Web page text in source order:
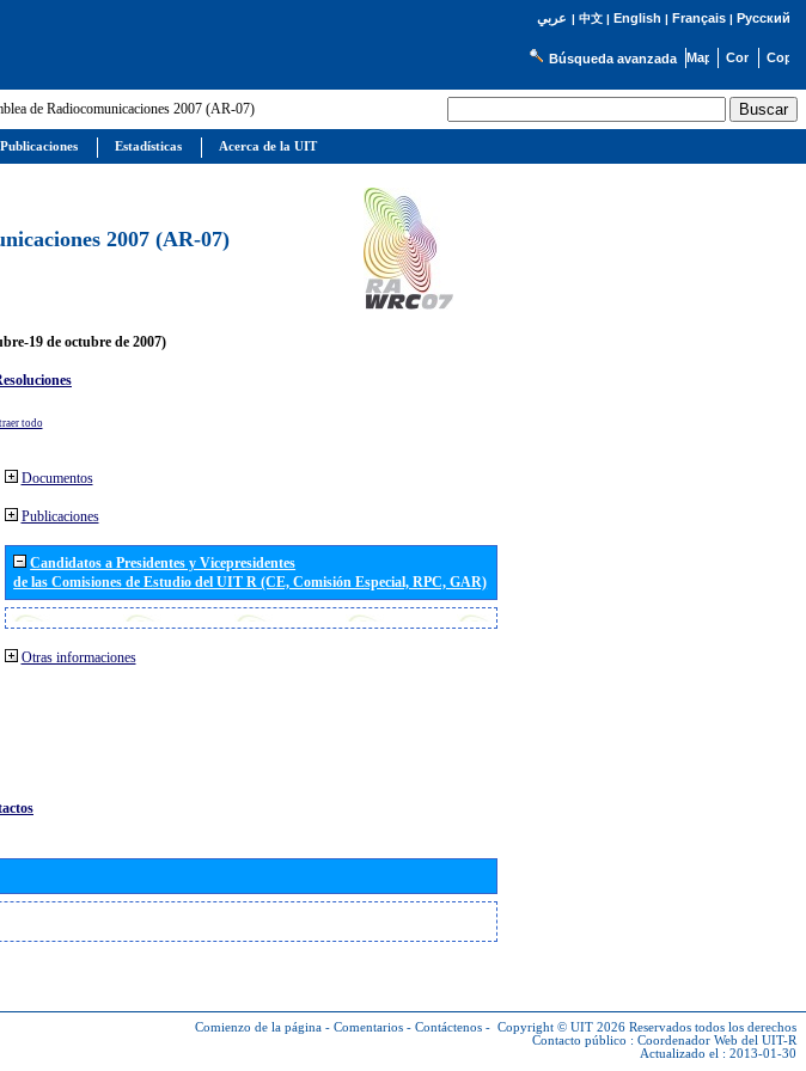
عربي | 中文| English | Français| Русский
Búsqueda avanzada
de Radiocomunicaciones 2007 (AR-07)
2007 (AR-07)
19 de octubre de 2007)
todo
Documentos
Publicaciones
Candidatos a Presidentes y Vicepresidentes
de las Comisiones de Estudio del UIT R (CE, Comisión Especial, RPC, GAR)
Otras informaciones
Comienzo de la página - Comentarios - Contáctenos - Copyright © UIT 2026 Reservados todos los derechos
Contacto público : Coordenador Web del UIT-R
Actualizado el : 2013-01-30
Publicaciones Estadísticas Acerca de la UIT